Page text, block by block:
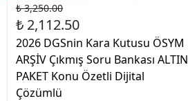
₺ 3,250.00
₺ 2,112.50
2026 DGSnin Kara Kutusu ÖSYM
ARŞİV Çıkmış Soru Bankası ALTIN
PAKET Konu Özetli Dijital
Çözümlü